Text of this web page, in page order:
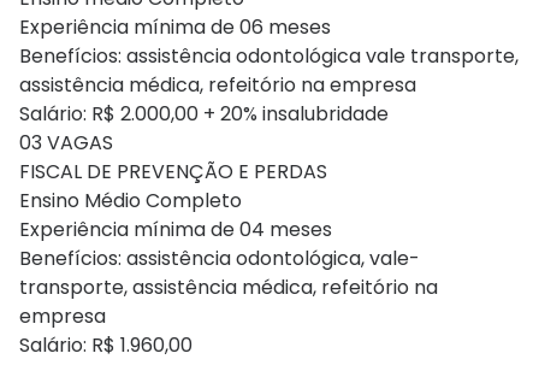
Experiência mínima de 06 meses
Benefícios: assistência odontológica vale transporte,
assistência médica, refeitório na empresa
Salário: R$ 2.000,00 + 20% insalubridade
03 VAGAS
FISCAL DE PREVENÇÃO E PERDAS
Ensino Médio Completo
Experiência mínima de 04 meses
Benefícios: assistência odontológica, vale-
transporte, assistência médica, refeitório na
empresa
Salário: R$ 1.960,00